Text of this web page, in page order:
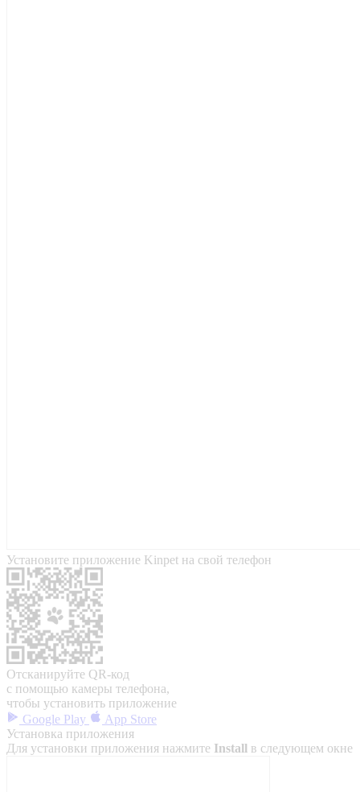
Установите приложение Kinpet на свой телефон
Отсканируйте QR-код
с помощью камеры телефона,
чтобы установить приложение
Google Play
App Store
Установка приложения
Для установки приложения нажмите Install в следующем окне